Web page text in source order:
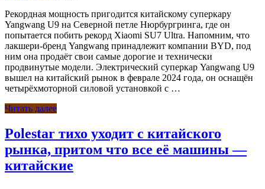
Рекордная мощность пригодится китайскому суперкару
Yangwang U9 на Северной петле Нюрбургринга, где он
попытается побить рекорд Xiaomi SU7 Ultra. Напомним, что
лакшери-бренд Yangwang принадлежит компании BYD, под
ним она продаёт свои самые дорогие и технически
продвинутые модели. Электрический суперкар Yangwang U9
вышел на китайский рынок в феврале 2024 года, он оснащён
четырёхмоторной силовой установкой с …
Читать далее
Polestar тихо уходит с китайского
рынка, притом что все её машины —
китайские